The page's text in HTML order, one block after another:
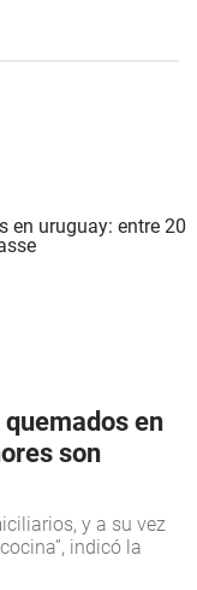
en
son
y a su vez
indicó la